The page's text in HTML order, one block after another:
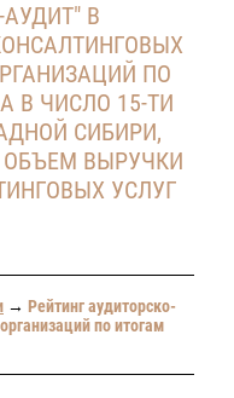
В
ПО
В ЧИСЛО 15-ТИ
СИБИРИ,
ВЫРУЧКИ
УСЛУГ
→ Рейтинг аудиторско-
по итогам